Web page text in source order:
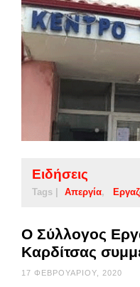
Ειδήσεις
Tags | Απεργία
Ο Σύλλογος
Καρδίτσας
17 ΦΕΒΡΟΥΑΡΊΟΥ, 2020